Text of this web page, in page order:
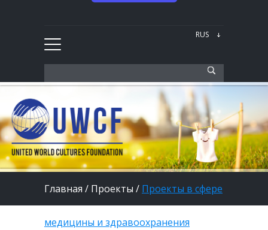
Главная / Проекты / Проекты в сфере
медицины и здравоохранения